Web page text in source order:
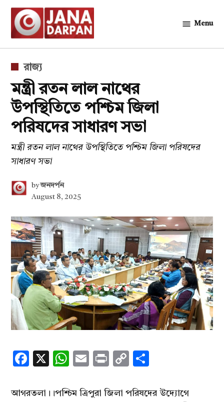
Skip
content
Menu
POSTED
IN
রাজ্য
মন্ত্রী রতন লাল নাথের
উপস্থিতিতে পশ্চিম জিলা
পরিষদের সাধারণ সভা
মন্ত্রী রতন লাল নাথের উপস্থিতিতে পশ্চিম জিলা পরিষদের
সাধারণ সভা
by জনদর্পন
August 8, 2025
Facebook
X WhatsApp
EmailPrintCopy
আগরতলা।।পশ্চিম ত্রিপুরা জিলা পরিষদের উদ্যোগে